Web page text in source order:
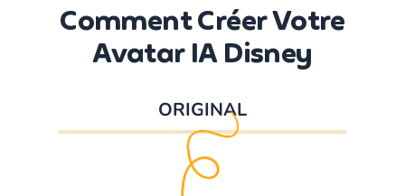
Comment Créer Votre
Avatar IA Disney
ORIGINAL